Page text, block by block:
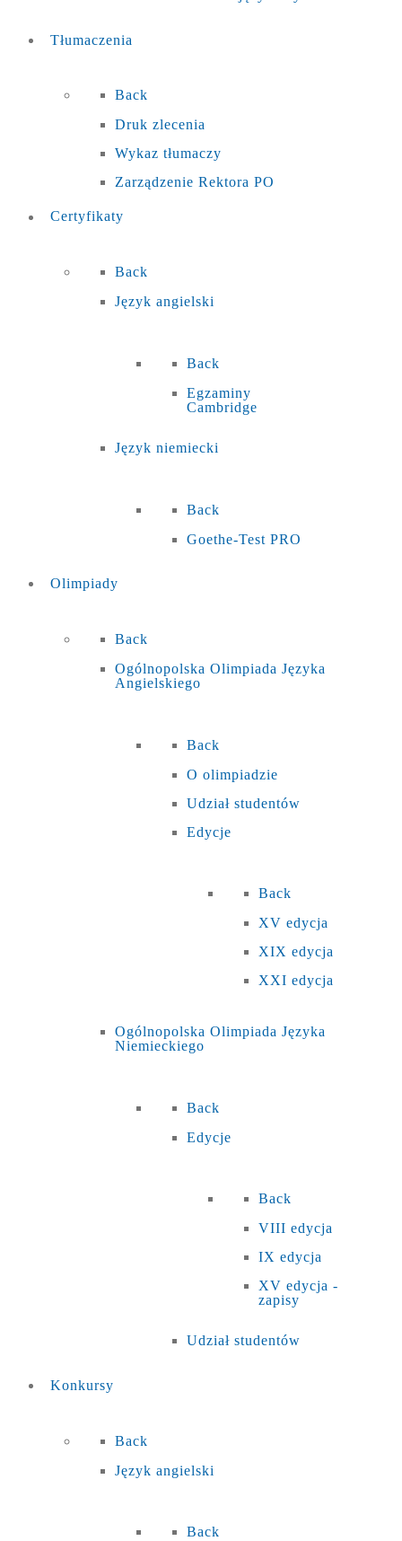
Tłumaczenia
Back
Druk zlecenia
Wykaz tłumaczy
Zarządzenie Rektora PO
Certyfikaty
Back
Język angielski
Back
Egzaminy
Cambridge
Język niemiecki
Back
Goethe-Test PRO
Olimpiady
Back
Ogólnopolska Olimpiada Języka
Angielskiego
Back
O olimpiadzie
Udział studentów
Edycje
Back
XV edycja
XIX edycja
XXI edycja
Ogólnopolska Olimpiada Języka
Niemieckiego
Back
Edycje
Back
VIII edycja
IX edycja
XV edycja -
zapisy
Udział studentów
Konkursy
Back
Język angielski
Back